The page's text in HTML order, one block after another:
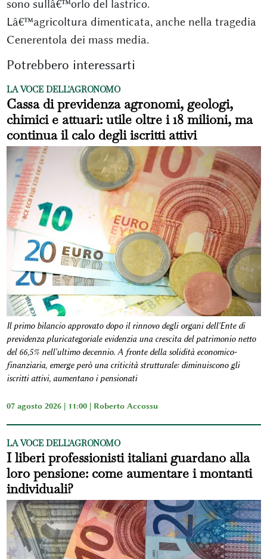
sono sullâ€™orlo del lastrico.
Lâ€™agricoltura dimenticata, anche nella tragedia
Cenerentola dei mass media.
Potrebbero interessarti
LA VOCE DELL'AGRONOMO
Cassa di previdenza agronomi, geologi,
chimici e attuari: utile oltre i 18 milioni, ma
continua il calo degli iscritti attivi
Il primo bilancio approvato dopo il rinnovo degli organi dell'Ente di
previdenza pluricategoriale evidenzia una crescita del patrimonio netto
del 66,5% nell'ultimo decennio. A fronte della solidità economico-
finanziaria, emerge però una criticità strutturale: diminuiscono gli
iscritti attivi, aumentano i pensionati
07 agosto 2026 | 11:00 | Roberto Accossu
LA VOCE DELL'AGRONOMO
I liberi professionisti italiani guardano alla
loro pensione: come aumentare i montanti
individuali?